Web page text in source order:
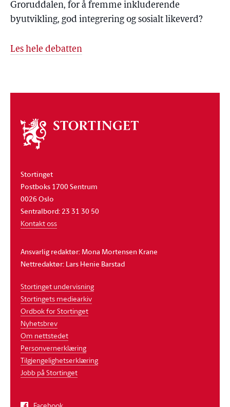
Groruddalen, for å fremme inkluderende
byutvikling, god integrering og sosialt likeverd?
Les hele debatten
Om
stortinget
Stortinget
Postboks 1700 Sentrum
0026 Oslo
Sentralbord: 23 31 30 50
Kontakt oss
Ansvarlig redaktør: Mona Mortensen Krane
Nettredaktør: Lars Henie Barstad
Stortinget undervisning
Stortingets mediearkiv
Ordbok for Stortinget
Nyhetsbrev
Om nettstedet
Personvernerklæring
Tilgjengelighetserklæring
Jobb på Stortinget